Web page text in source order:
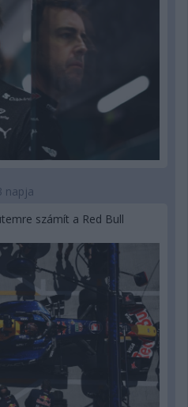
napja
számít a Red Bull